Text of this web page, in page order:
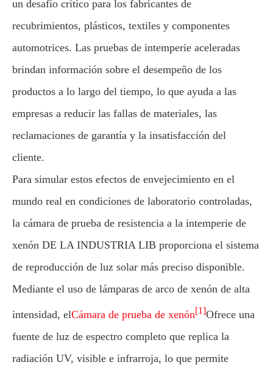
un desafío crítico para los fabricantes de
recubrimientos, plásticos, textiles y componentes
automotrices. Las pruebas de intemperie aceleradas
brindan información sobre el desempeño de los
productos a lo largo del tiempo, lo que ayuda a las
empresas a reducir las fallas de materiales, las
reclamaciones de garantía y la insatisfacción del
cliente.
Para simular estos efectos de envejecimiento en el
mundo real en condiciones de laboratorio controladas,
la cámara de prueba de resistencia a la intemperie de
xenón DE LA INDUSTRIA LIB proporciona el sistema
de reproducción de luz solar más preciso disponible.
Mediante el uso de lámparas de arco de xenón de alta
intensidad, elCámara de prueba de xenón[1]Ofrece una
fuente de luz de espectro completo que replica la
radiación UV, visible e infrarroja, lo que permite